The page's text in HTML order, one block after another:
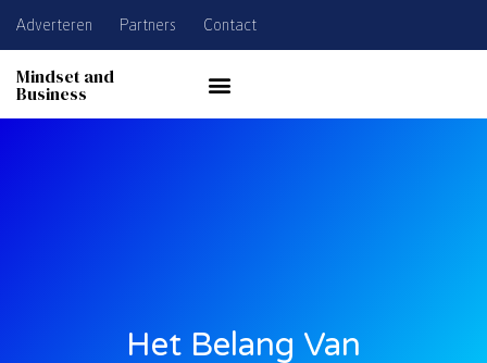
Adverteren Partners Contact
Mindset and
Business
Het Belang Van